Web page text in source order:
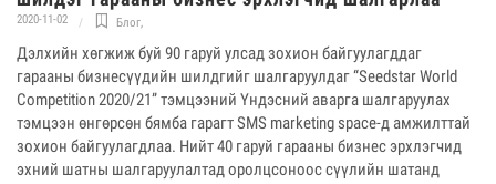
2020-11-02 Блог,
Дэлхийн хөгжиж буй 90 гаруй улсад зохион байгуулагддаг
гарааны бизнесүүдийн шилдгийг шалгаруулдаг “Seedstar World
Competition 2020/21” тэмцээний Үндэсний аварга шалгаруулах
тэмцээн өнгөрсөн бямба гарагт SMS marketing space-д амжилттай
зохион байгуулагдлаа. Нийт 40 гаруй гарааны бизнес эрхлэгчид
эхний шатны шалгаруулалтад оролцсоноос сүүлийн шатанд